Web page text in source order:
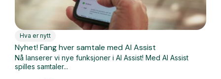
Hva er nytt
Nyhet! Fang hver samtale med AI Assist
Nå lanserer vi nye funksjoner i AI Assist! Med AI Assist
spilles samtaler...